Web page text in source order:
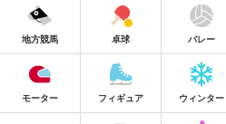
地方競馬 卓球 バレー
モーター フィギュア ウィンター